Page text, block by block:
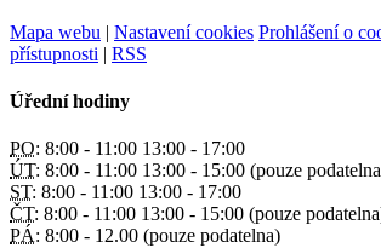
Mapa webu | Nastavení cookies Prohlášení o
přístupnosti | RSS
Úřední hodiny
PO: 8:00 - 11:00 13:00 - 17:00
ÚT: 8:00 - 11:00 13:00 - 15:00 (pouze
ST: 8:00 - 11:00 13:00 - 17:00
ČT: 8:00 - 11:00 13:00 - 15:00 (pouze
PÁ: 8:00 - 12.00 (pouze podatelna)